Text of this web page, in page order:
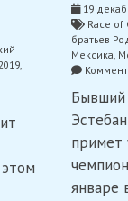
,
19
Race of
братьев
Мексика
примет
январе